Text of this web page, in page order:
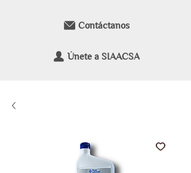
Contáctanos
Únete a SIAACSA